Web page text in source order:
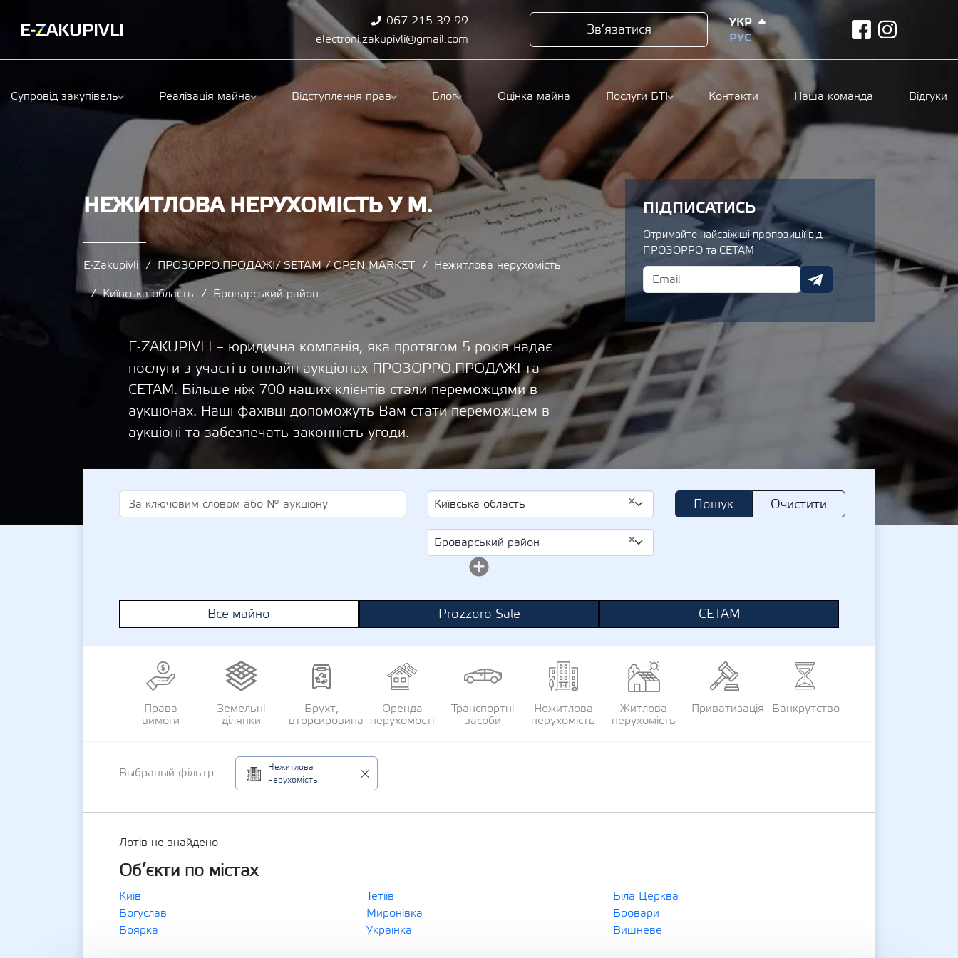
067 215 39 99
electroni.zakupivli@gmail.com
Зв’язатися
УКР
РУС
facebook
Супровід закупівель Реалізація майна Відступлення прав Блог Оцінка майна Послуги БТІ Контакти Наша команда Відгуки
НЕЖИТЛОВА НЕРУХОМІСТЬ У М.
E-Zakupivli ПРОЗОРРО.ПРОДАЖІ/ SETAM / OPEN MARKET
Нежитлова нерухомість
Київська область
Броварський район
E-ZAKUPIVLI – юридична компанія, яка протягом 5 років надає
послуги з участі в онлайн аукціонах ПРОЗОРРО.ПРОДАЖІ та
СЕТАМ. Більше ніж 700 наших клієнтів стали переможцями в
аукціонах. Наші фахівці допоможуть Вам стати переможцем в
аукціоні та забезпечать законність угоди.
ПІДПИСАТИСЬ
Отримайте найсвіжіші пропозиції від
ПРОЗОРРО та СЕТАМ
×
Київська область
×
Броварський район
Пошук Очистити
Все майно Prozzoro Sale СЕТАМ
Права
вимоги
Земельні
ділянки
Брухт,
вторсировина
Оренда
нерухомості
Транспортні
засоби
Нежитлова
нерухомість
Житлова
нерухомість
Приватизація Банкрутство
Выбраный фільтр
Нежитлова
нерухомість
Лотів не знайдено
Об’єкти по містах
Київ Тетіїв
Біла Церква
Богуслав
Миронівка
Бровари
Боярка
Українка Вишневе